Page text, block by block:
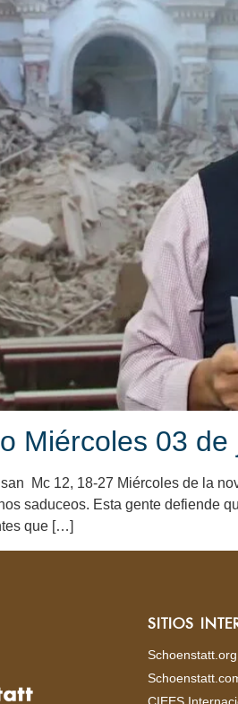
Miércoles 03
Mc 12, 18-27 Miércoles de la
saduceos. Esta gente defiende
que […]
SITIOS
Schoenstatt.org